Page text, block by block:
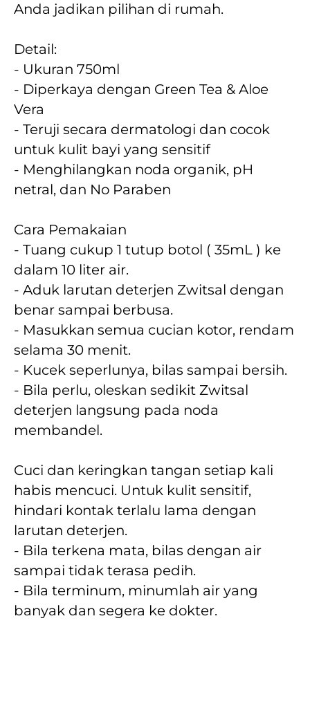
Anda jadikan pilihan di rumah.
Detail:
- Ukuran 750ml
- Diperkaya dengan Green Tea & Aloe
Vera
- Teruji secara dermatologi dan cocok
untuk kulit bayi yang sensitif
- Menghilangkan noda organik, pH
netral, dan No Paraben
Cara Pemakaian
- Tuang cukup 1 tutup botol ( 35mL ) ke
dalam 10 liter air.
- Aduk larutan deterjen Zwitsal dengan
benar sampai berbusa.
- Masukkan semua cucian kotor, rendam
selama 30 menit.
- Kucek seperlunya, bilas sampai bersih.
- Bila perlu, oleskan sedikit Zwitsal
deterjen langsung pada noda
membandel.
Cuci dan keringkan tangan setiap kali
habis mencuci. Untuk kulit sensitif,
hindari kontak terlalu lama dengan
larutan deterjen.
- Bila terkena mata, bilas dengan air
sampai tidak terasa pedih.
- Bila terminum, minumlah air yang
banyak dan segera ke dokter.